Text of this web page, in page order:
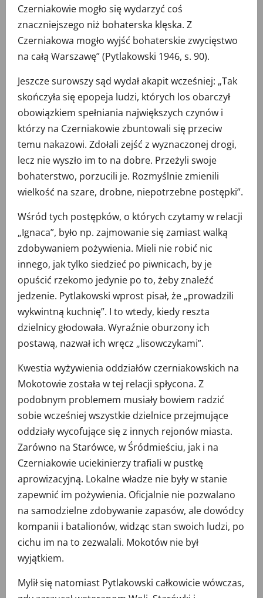
Czerniakowie mogło się wydarzyć coś
znaczniejszego niż bohaterska klęska. Z
Czerniakowa mogło wyjść bohaterskie zwycięstwo
na całą Warszawę” (Pytlakowski 1946, s. 90).
Jeszcze surowszy sąd wydał akapit wcześniej: „Tak
skończyła się epopeja ludzi, których los obarczył
obowiązkiem spełniania największych czynów i
którzy na Czerniakowie zbuntowali się przeciw
temu nakazowi. Zdołali zejść z wyznaczonej drogi,
lecz nie wyszło im to na dobre. Przeżyli swoje
bohaterstwo, porzucili je. Rozmyślnie zmienili
wielkość na szare, drobne, niepotrzebne postępki”.
Wśród tych postępków, o których czytamy w relacji
„Ignaca”, było np. zajmowanie się zamiast walką
zdobywaniem pożywienia. Mieli nie robić nic
innego, jak tylko siedzieć po piwnicach, by je
opuścić rzekomo jedynie po to, żeby znaleźć
jedzenie. Pytlakowski wprost pisał, że „prowadzili
wykwintną kuchnię”. I to wtedy, kiedy reszta
dzielnicy głodowała. Wyraźnie oburzony ich
postawą, nazwał ich wręcz „lisowczykami”.
Kwestia wyżywienia oddziałów czerniakowskich na
Mokotowie została w tej relacji spłycona. Z
podobnym problemem musiały bowiem radzić
sobie wcześniej wszystkie dzielnice przejmujące
oddziały wycofujące się z innych rejonów miasta.
Zarówno na Starówce, w Śródmieściu, jak i na
Czerniakowie uciekinierzy trafiali w pustkę
aprowizacyjną. Lokalne władze nie były w stanie
zapewnić im pożywienia. Oficjalnie nie pozwalano
na samodzielne zdobywanie zapasów, ale dowódcy
kompanii i batalionów, widząc stan swoich ludzi, po
cichu im na to zezwalali. Mokotów nie był
wyjątkiem.
Mylił się natomiast Pytlakowski całkowicie wówczas,